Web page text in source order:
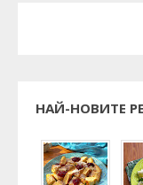
НАЙ-НОВИТЕ